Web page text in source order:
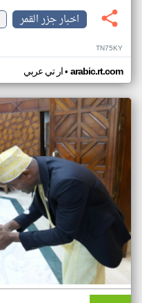
اخبار جزر القمر
TN75KY
ار تي عربي• arabic.rt.com